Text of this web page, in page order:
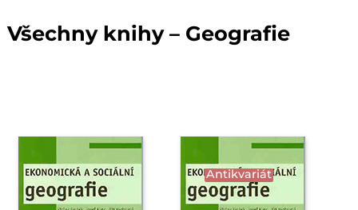
Všechny knihy – Geografie
Antikvariát